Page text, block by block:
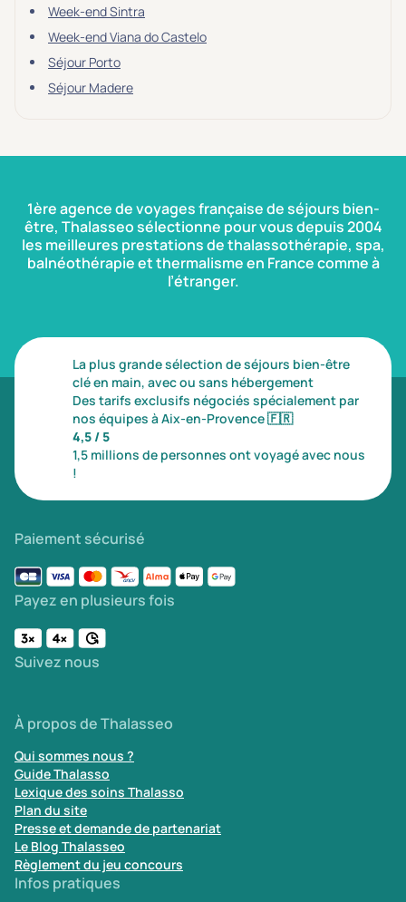
Week-end Sintra
Week-end Viana do Castelo
Séjour Porto
Séjour Madere
1ère agence de voyages française de séjours bien-
être, Thalasseo sélectionne pour vous depuis 2004
les meilleures prestations de thalassothérapie, spa,
balnéothérapie et thermalisme en France comme à
l’étranger.
La plus grande sélection de séjours bien-être
clé en main, avec ou sans hébergement
Des tarifs exclusifs négociés spécialement par
nos équipes à Aix-en-Provence🇫🇷
4,5 / 5
1,5 millions de personnes ont voyagé avec nous
!
Paiement sécurisé
Payez en plusieurs fois
Suivez nous
À propos de Thalasseo
Qui sommes nous ?
Guide Thalasso
Lexique des soins Thalasso
Plan du site
Presse et demande de partenariat
Le Blog Thalasseo
Règlement du jeu concours
Infos pratiques